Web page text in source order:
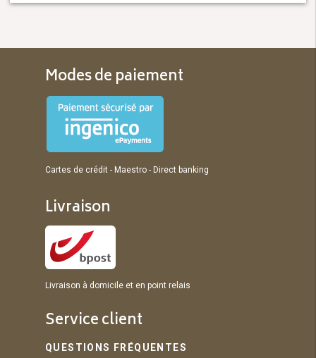
Modes de paiement
Cartes de crédit - Maestro - Direct banking
Livraison
Livraison à domicile et en point relais
Service client
QUESTIONS FRÉQUENTES